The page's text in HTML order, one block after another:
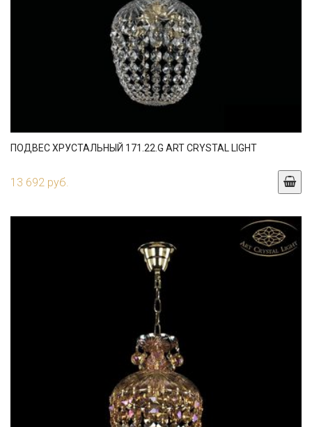
ПОДВЕС ХРУСТАЛЬНЫЙ 171.22.G ART CRYSTAL LIGHT
13 692 руб.